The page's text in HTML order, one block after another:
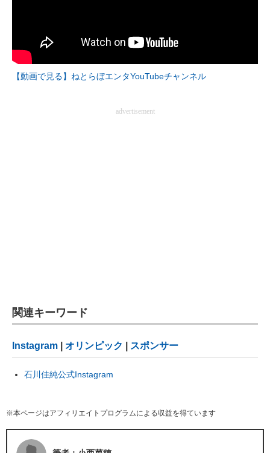
【動画で見る】ねとらぼエンタYouTubeチャンネル
advertisement
関連キーワード
Instagram オリンピック スポンサー
石川佳純公式Instagram
※本ページはアフィリエイトプログラムによる収益を得ています